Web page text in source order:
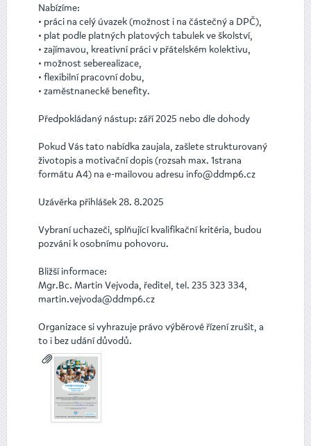
Nabízíme:
• práci na celý úvazek (možnost i na částečný a DPČ),
• plat podle platných platových tabulek ve školství,
• zajímavou, kreativní práci v přátelském kolektivu,
• možnost seberealizace,
• flexibilní pracovní dobu,
• zaměstnanecké benefity.
Předpokládaný nástup: září 2025 nebo dle dohody
Pokud Vás tato nabídka zaujala, zašlete strukturovaný
životopis a motivační dopis (rozsah max. 1strana
formátu A4) na e-mailovou adresu info@ddmp6.cz
Uzávěrka přihlášek 28. 8.2025
Vybraní uchazeči, splňující kvalifikační kritéria, budou
pozváni k osobnímu pohovoru.
Bližší informace:
Mgr.Bc. Martin Vejvoda, ředitel, tel. 235 323 334,
martin.vejvoda@ddmp6.cz
Organizace si vyhrazuje právo výběrové řízení zrušit, a
to i bez udání důvodů.